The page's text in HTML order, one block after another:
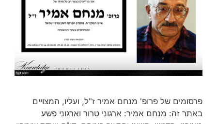
פרסומים של פרופ' מנחם אמיר ז"ל, ועליו, המצויים
באתר זה: מנחם אמיר: ארגוני טרור וארגוני פשע